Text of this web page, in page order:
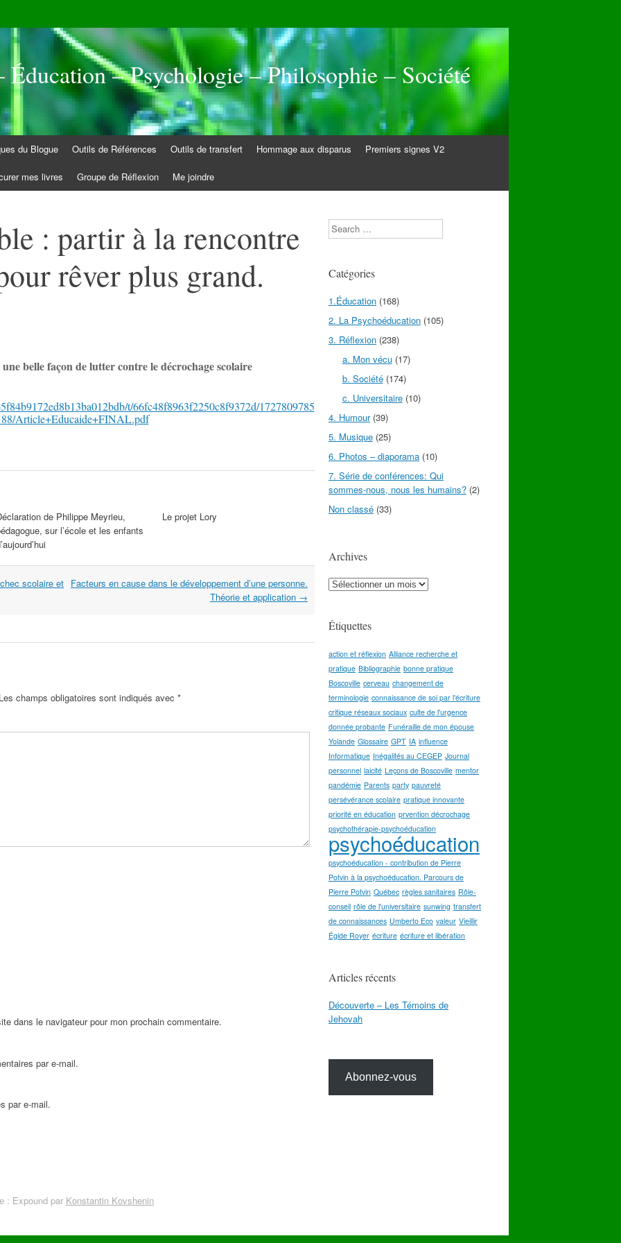
Éducation – Psychologie – Philosophie – Société
du Blogue Outils de Références Outils de transfert Hommage aux disparus Premiers signes V2
mes livres Groupe de Réflexion Me joindre
: partir à la rencontre
rêver plus grand.
belle façon de lutter contre le décrochage scolaire
t/66fc48f8963f2250c8f9372d/1727809785
Article+Educaide+FINAL.pdf
de Philippe Meyrieu,
sur l’école et les enfants
Le projet Lory
scolaire et Facteurs en cause dans le développement d’une personne.
Théorie et application →
Les champs obligatoires sont indiqués avec *
dans le navigateur pour mon prochain commentaire.
par e-mail.
par e-mail.
Search
Catégories
1.Éducation (168)
2. La Psychoéducation (105)
3. Réflexion (238)
a. Mon vécu(17)
b. Société(174)
c. Universitaire(10)
4. Humour(39)
5. Musique (25)
6. Photos – diaporama (10)
7. Série de conférences: Qui
sommes-nous, nous les humains? (2)
Non classé (33)
Archives
Archives
Étiquettes
action et réflexion Alliance recherche et
pratique Bibliographie bonne pratique
Boscoville cerveau changement de
terminologie connaissance de soi par l'écriture
critique réseaux sociaux culte de l'urgence
donnée probante Funéraille de mon épouse
Yolande Glossaire GPT IA influence
Informatique Inégalités au CEGEP Journal
personnel laicité Leçons de Boscoville mentor
pandémie Parents party pauvreté
persévérance scolaire pratique innovante
priorité en éducation prvention décrochage
psychothérapie-psychoéducation
psychoéducation
psychoéducation - contribution de Pierre
Potvin à la psychoéducation. Parcours de
Pierre Potvin Québec règles sanitaires Rôle-
conseil rôle de l'universitaire sunwing transfert
de connaissances Umberto Eco valeur Vieillir
Égide Royer écriture écriture et libération
Articles récents
Découverte – Les Témoins de
Jehovah
Abonnez-vous
: Expound par Konstantin Kovshenin